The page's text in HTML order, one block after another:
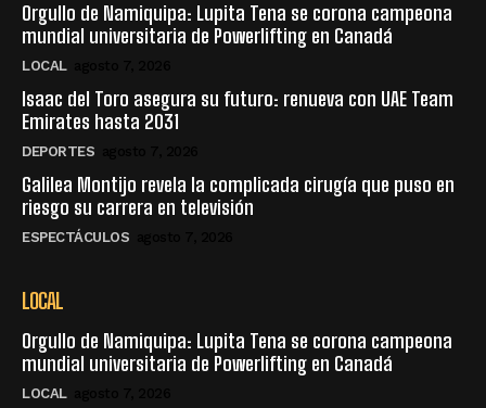
Orgullo de Namiquipa: Lupita Tena se corona campeona
mundial universitaria de Powerlifting en Canadá
LOCAL
Isaac del Toro asegura su futuro: renueva con UAE Team
Emirates hasta 2031
DEPORTES
Galilea Montijo revela la complicada cirugía que puso en
riesgo su carrera en televisión
ESPECTÁCULOS
LOCAL
Orgullo de Namiquipa: Lupita Tena se corona campeona
mundial universitaria de Powerlifting en Canadá
LOCAL